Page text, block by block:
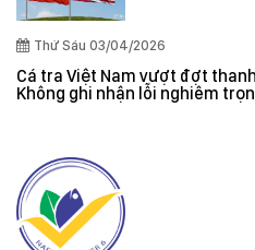
Thứ Sáu 03/04/2026
Cá tra Việt Nam vượt đợt
Không ghi nhận lỗi nghiêm